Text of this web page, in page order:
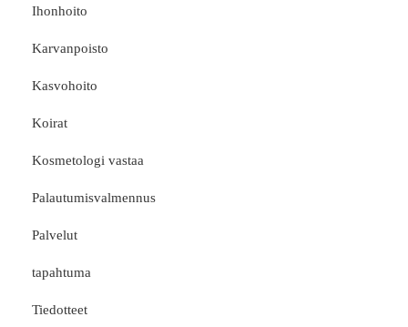
Ihonhoito
Karvanpoisto
Kasvohoito
Koirat
Kosmetologi vastaa
Palautumisvalmennus
Palvelut
tapahtuma
Tiedotteet